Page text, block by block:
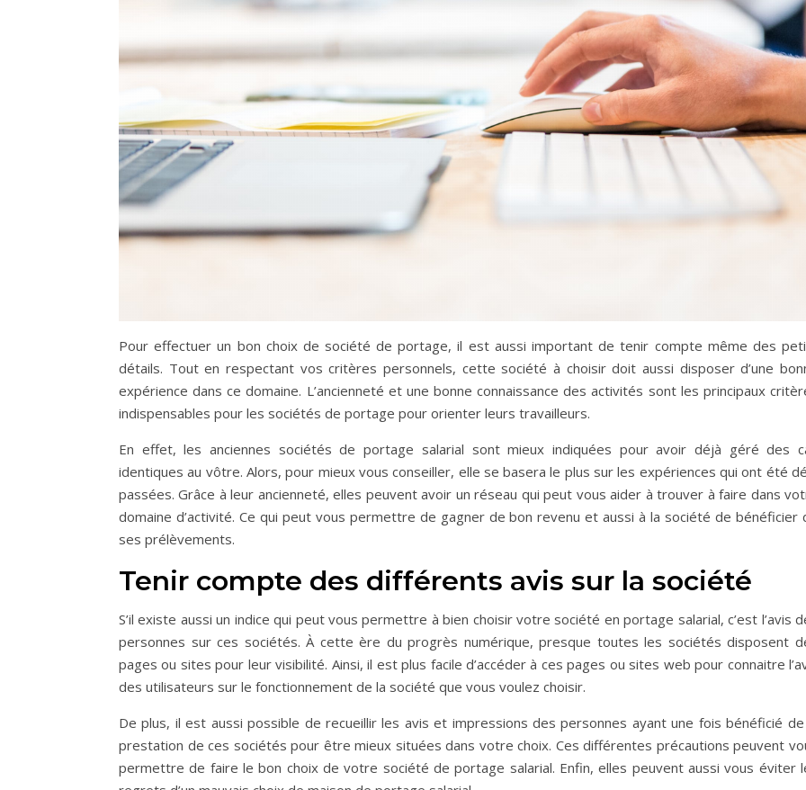
Pour effectuer un bon choix de société de portage, il est aussi important de tenir compte même des
détails. Tout en respectant vos critères personnels, cette société à choisir doit aussi disposer d’une
expérience dans ce domaine. L’ancienneté et une bonne connaissance des activités sont les principaux
indispensables pour les sociétés de portage pour orienter leurs travailleurs.
En effet, les anciennes sociétés de portage salarial sont mieux indiquées pour avoir déjà géré des
identiques au vôtre. Alors, pour mieux vous conseiller, elle se basera le plus sur les expériences qui ont été
passées. Grâce à leur ancienneté, elles peuvent avoir un réseau qui peut vous aider à trouver à faire dans
domaine d’activité. Ce qui peut vous permettre de gagner de bon revenu et aussi à la société de bénéficier
ses prélèvements.
Tenir compte des différents avis sur la société
S’il existe aussi un indice qui peut vous permettre à bien choisir votre société en portage salarial, c’est l’avis
personnes sur ces sociétés. À cette ère du progrès numérique, presque toutes les sociétés disposent
pages ou sites pour leur visibilité. Ainsi, il est plus facile d’accéder à ces pages ou sites web pour connaitre
des utilisateurs sur le fonctionnement de la société que vous voulez choisir.
De plus, il est aussi possible de recueillir les avis et impressions des personnes ayant une fois bénéficié de
prestation de ces sociétés pour être mieux situées dans votre choix. Ces différentes précautions peuvent
permettre de faire le bon choix de votre société de portage salarial. Enfin, elles peuvent aussi vous éviter